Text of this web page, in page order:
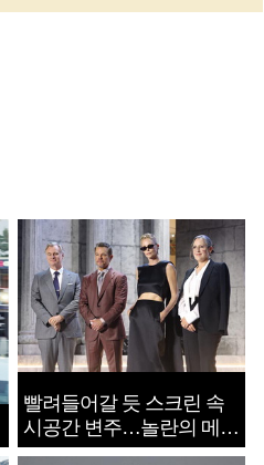
빨려들어갈 듯 스크린 속
시공간 변주…놀란의 메시
지는 ‘전쟁 속죄’